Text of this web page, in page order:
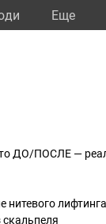
Eще
ДО/ПОСЛЕ —
нитевого